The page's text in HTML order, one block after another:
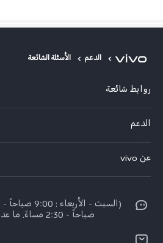
الدعم الأسئلة الشائعة
روابط شائعة
X200 FE (New)
Y39 5G
Y04
V40 5G
الدعم
مراكز الصيانة
Funtouch OS
عن vivo
الأخبار
الإشعارات القانونية
صباحاً - 2:30 مساءً. ما عدا ايام العطل)دردشة مباشرة